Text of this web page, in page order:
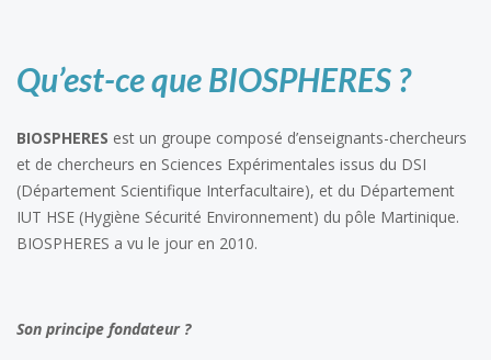
Qu’est-ce que BIOSPHERES ?
BIOSPHERES est un groupe composé d’enseignants-chercheurs
et de chercheurs en Sciences Expérimentales issus du DSI
(Département Scientifique Interfacultaire), et du Département
IUT HSE (Hygiène Sécurité Environnement) du pôle Martinique.
BIOSPHERES a vu le jour en 2010.
Son principe fondateur ?